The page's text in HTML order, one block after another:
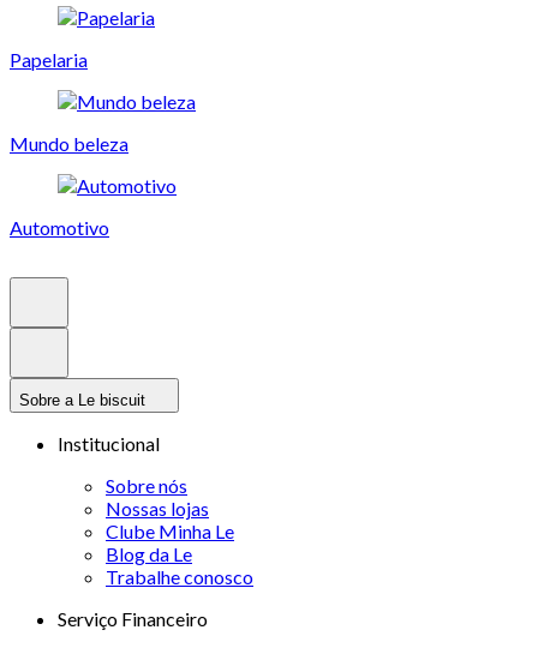
Papelaria
Mundo beleza
Automotivo
Sobre a Le biscuit
Institucional
Sobre nós
Nossas lojas
Clube Minha Le
Blog da Le
Trabalhe conosco
Serviço Financeiro